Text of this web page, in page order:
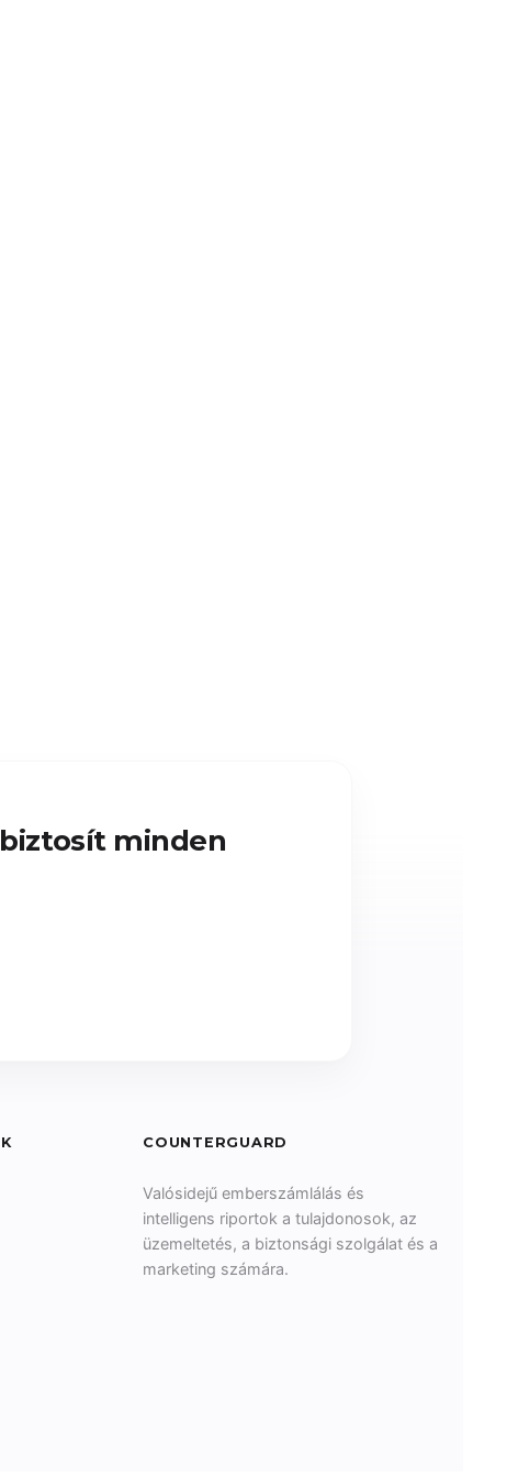
minden
COUNTERGUARD
Valósidejű emberszámlálás és
intelligens riportok a tulajdonosok, az
üzemeltetés, a biztonsági szolgálat és a
marketing számára.